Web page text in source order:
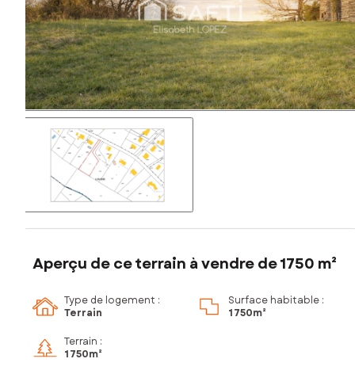
Aperçu de ce terrain à vendre de 1750 m²
Type de logement :
Terrain
Surface habitable :
1 750m²
Terrain :
1 750m²